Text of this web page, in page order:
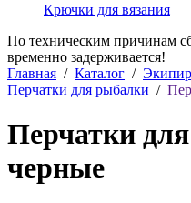
Крючки для вязания
По техническим причинам
временно задерживается!
Главная / Каталог /
Перчатки для рыбалки /
Перчатки
черные